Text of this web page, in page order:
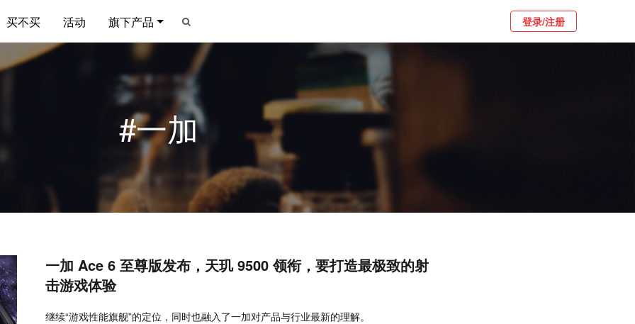
买不买 活动 旗下产品 登录/注册
#一加
一加 Ace 6 至尊版发布，天玑 9500 领衔，要打造最极致的射
击游戏体验
继续“游戏性能旗舰”的定位，同时也融入了一加对产品与行业最新的理解。